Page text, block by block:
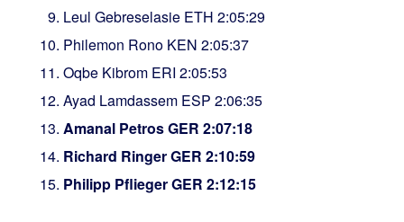
Leul Gebreselasie ETH 2:05:29
Philemon Rono KEN 2:05:37
Oqbe Kibrom ERI 2:05:53
Ayad Lamdassem ESP 2:06:35
Amanal Petros GER 2:07:18
Richard Ringer GER 2:10:59
Philipp Pflieger GER 2:12:15